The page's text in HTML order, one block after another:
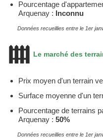
Pourcentage
Arquenay : Inconnu
Données recueillies entre le 1er
Le marché des
Prix moyen d'un terrain
Surface moyenne d'un
Pourcentage de terrains
Arquenay : 50%
Données recueillies entre le 1er